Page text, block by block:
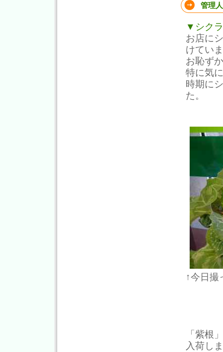
管理
▼シク
お店に
けてい
お恥ず
特に気
時期に
た。
↑今日撮
「紫根
入荷し